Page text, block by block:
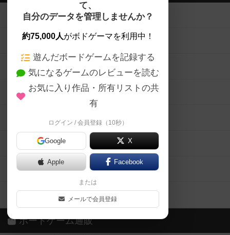
て、
自分のデータを管理しませんか？
約75,000人がボドゲーマを利用中！
遊んだボードゲームを記録する
気になるゲームのレビューを読む
お気に入り作品・所有リストの共
有
ログイン / 会員登録（10秒）
Google X
Apple Facebook
または
メールで会員登録
ボードゲームを検索する
ボードゲームの新着レビュー
ボードゲーム会情報
メカニクス特集
掲示板・トピックス
ボドとも・会員一覧
ボードゲーム業界コラム
ボドゲーマご利用案内
ボードゲーム通販